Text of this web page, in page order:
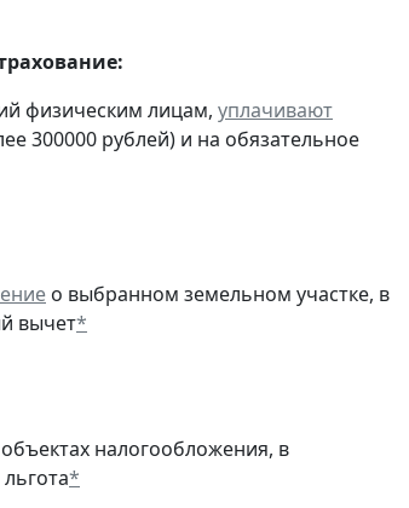
физическим лицам, уплачивают
300000 рублей) и на обязательное
о выбранном земельном участке, в
вычет*
налогообложения, в
*